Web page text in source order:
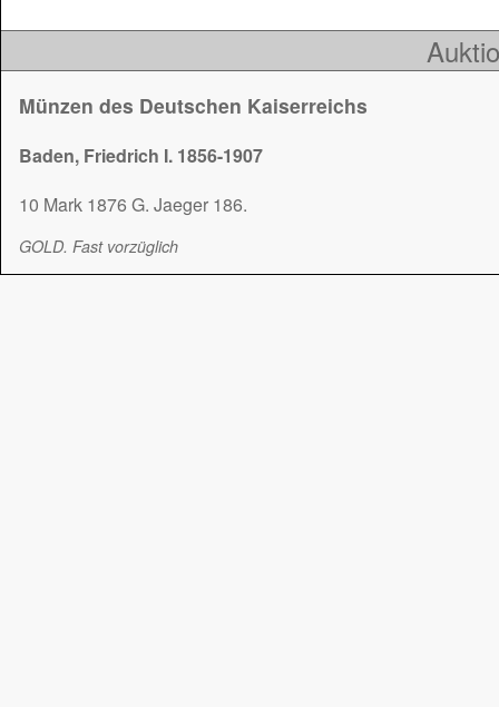
Münzen des Deutschen Kaiserreichs
Baden, Friedrich I. 1856-1907
10 Mark 1876 G. Jaeger 186.
GOLD. Fast vorzüglich